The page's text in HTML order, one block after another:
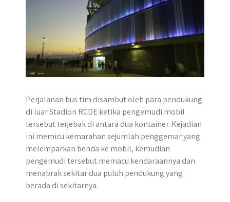
Perjalanan bus tim disambut oleh para pendukung
di luar Stadion RCDE ketika pengemudi mobil
tersebut terjebak di antara dua kontainer. Kejadian
ini memicu kemarahan sejumlah penggemar yang
melemparkan benda ke mobil, kemudian
pengemudi tersebut memacu kendaraannya dan
menabrak sekitar dua puluh pendukung yang
berada di sekitarnya.